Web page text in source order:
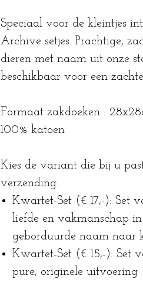
Speciaal voor de kleintjes
Archive setjes. Prachtige,
dieren met naam uit onze
beschikbaar voor een
Formaat zakdoeken :
100% katoen
Kies de variant die bij u
verzending:
Kwartet-Set (€ 17,-): Set
liefde en vakmanschap
geborduurde naam naar
Kwartet-Set (€ 15,-): Set
pure, originele uitvoering